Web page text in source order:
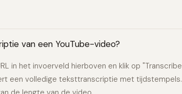
van een YouTube-video?
in het invoerveld hierboven en klik op
een volledige teksttranscriptie met